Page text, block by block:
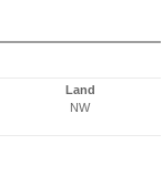
Land
NW